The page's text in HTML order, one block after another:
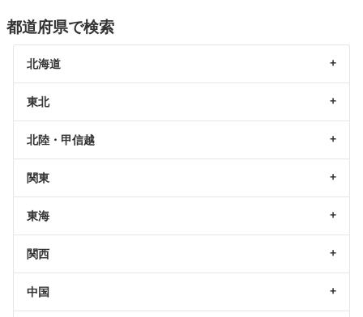
都道府県で検索
北海道
東北
北陸・甲信越
関東
東海
関西
中国